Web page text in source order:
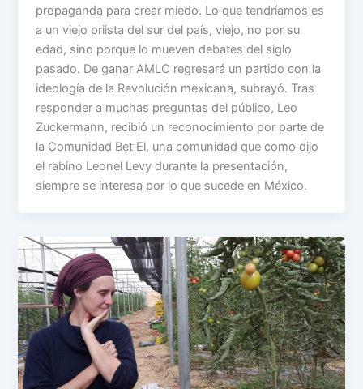
propaganda para crear miedo. Lo que tendríamos es
a un viejo priista del sur del país, viejo, no por su
edad, sino porque lo mueven debates del siglo
pasado. De ganar AMLO regresará un partido con la
ideología de la Revolución mexicana, subrayó. Tras
responder a muchas preguntas del público, Leo
Zuckermann, recibió un reconocimiento por parte de
la Comunidad Bet El, una comunidad que como dijo
el rabino Leonel Levy durante la presentación,
siempre se interesa por lo que sucede en México.